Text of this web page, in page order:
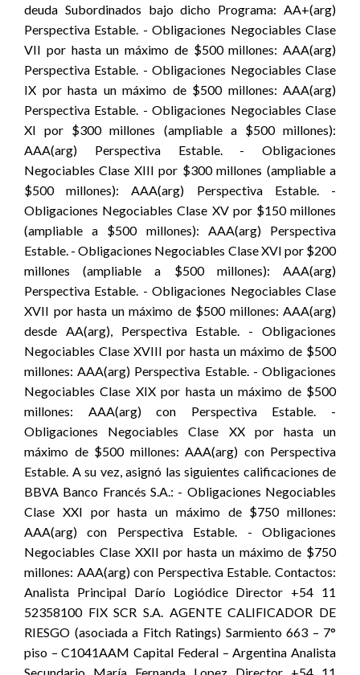
deuda Subordinados bajo dicho Programa: AA+(arg)
Perspectiva Estable. - Obligaciones Negociables Clase
VII por hasta un máximo de $500 millones: AAA(arg)
Perspectiva Estable. - Obligaciones Negociables Clase
IX por hasta un máximo de $500 millones: AAA(arg)
Perspectiva Estable. - Obligaciones Negociables Clase
XI por $300 millones (ampliable a $500 millones):
AAA(arg) Perspectiva Estable. - Obligaciones
Negociables Clase XIII por $300 millones (ampliable a
$500 millones): AAA(arg) Perspectiva Estable. -
Obligaciones Negociables Clase XV por $150 millones
(ampliable a $500 millones): AAA(arg) Perspectiva
Estable. - Obligaciones Negociables Clase XVI por $200
millones (ampliable a $500 millones): AAA(arg)
Perspectiva Estable. - Obligaciones Negociables Clase
XVII por hasta un máximo de $500 millones: AAA(arg)
desde AA(arg), Perspectiva Estable. - Obligaciones
Negociables Clase XVIII por hasta un máximo de $500
millones: AAA(arg) Perspectiva Estable. - Obligaciones
Negociables Clase XIX por hasta un máximo de $500
millones: AAA(arg) con Perspectiva Estable. -
Obligaciones Negociables Clase XX por hasta un
máximo de $500 millones: AAA(arg) con Perspectiva
Estable. A su vez, asignó las siguientes calificaciones de
BBVA Banco Francés S.A.: - Obligaciones Negociables
Clase XXI por hasta un máximo de $750 millones:
AAA(arg) con Perspectiva Estable. - Obligaciones
Negociables Clase XXII por hasta un máximo de $750
millones: AAA(arg) con Perspectiva Estable. Contactos:
Analista Principal Darío Logiódice Director +54 11
52358100 FIX SCR S.A. AGENTE CALIFICADOR DE
RIESGO (asociada a Fitch Ratings) Sarmiento 663 – 7°
piso – C1041AAM Capital Federal – Argentina Analista